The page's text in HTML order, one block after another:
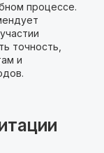
процессе.
точность,
и